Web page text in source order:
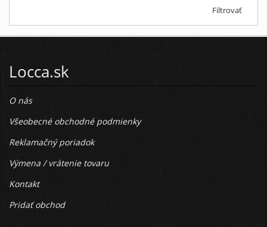
Filtrovať
Locca.sk
O nás
Všeobecné obchodné podmienky
Reklamačný poriadok
Výmena / vrátenie tovaru
Kontakt
Pridať obchod